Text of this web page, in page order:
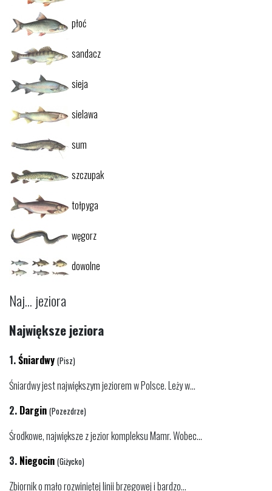
płoć
sandacz
sieja
sielawa
sum
szczupak
tołpyga
węgorz
dowolne
Naj... jeziora
Największe jeziora
1.Śniardwy (Pisz)
Śniardwy jest największym jeziorem w Polsce. Leży w...
2. Dargin (Pozezdrze)
Środkowe, największe z jezior kompleksu Mamr. Wobec...
3. Niegocin (Giżycko)
Zbiornik o mało rozwiniętej linii brzegowej i bardzo...